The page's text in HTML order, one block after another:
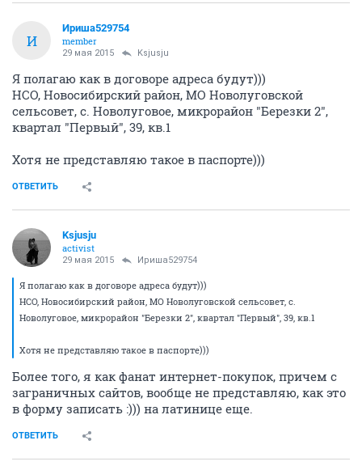
И
Ириша529754
member
29 мая 2015 Ksjusju
Я полагаю как в договоре адреса будут)))
НСО, Новосибирский район, МО Новолуговской
сельсовет, с. Новолуговое, микрорайон "Березки 2",
квартал "Первый", 39, кв.1
Хотя не представляю такое в паспорте)))
ОТВЕТИТЬ
Ksjusju
activist
29 мая 2015 Ириша529754
Я полагаю как в договоре адреса будут)))
НСО, Новосибирский район, МО Новолуговской сельсовет, с.
Новолуговое, микрорайон "Березки 2", квартал "Первый", 39, кв.1
Хотя не представляю такое в паспорте)))
Более того, я как фанат интернет-покупок, причем с
заграничных сайтов, вообще не представляю, как это
в форму записать :))) на латинице еще.
ОТВЕТИТЬ